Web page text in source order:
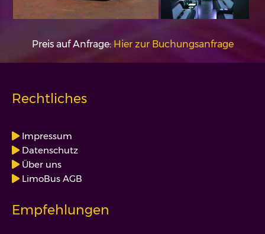
Preis auf Anfrage: Hier zur Buchungsanfrage
Rechtliches
Impressum
Datenschutz
Über uns
LimoBus AGB
Empfehlungen